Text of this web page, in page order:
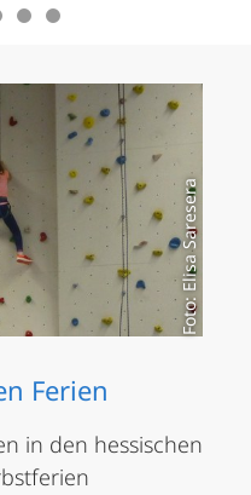
Foto: Elisa Saresera
Ferien
in den hessischen